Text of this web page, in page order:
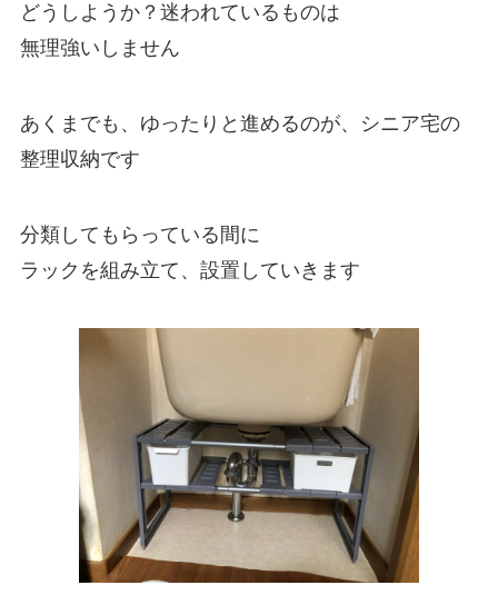
どうしようか？迷われているものは
無理強いしません
あくまでも、ゆったりと進めるのが、シニア宅の
整理収納です
分類してもらっている間に
ラックを組み立て、設置していきます